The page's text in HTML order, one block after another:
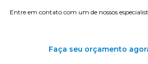
Entre em contato com um de nossos
Faça seu orçamento